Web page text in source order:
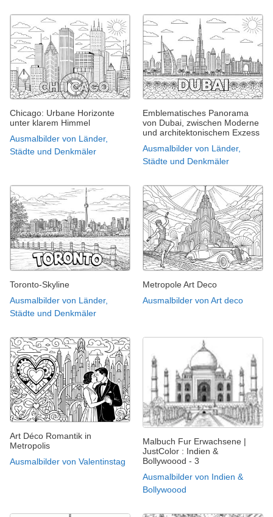
Chicago: Urbane Horizonte
unter klarem Himmel
Ausmalbilder von Länder,
Städte und Denkmäler
Emblematisches Panorama
von Dubai, zwischen Moderne
und architektonischem Exzess
Ausmalbilder von Länder,
Städte und Denkmäler
Toronto-Skyline
Ausmalbilder von Länder,
Städte und Denkmäler
Metropole Art Deco
Ausmalbilder von Art deco
Art Déco Romantik in
Metropolis
Ausmalbilder von Valentinstag
Malbuch Fur Erwachsene |
JustColor : Indien &
Bollywoood - 3
Ausmalbilder von Indien &
Bollywoood